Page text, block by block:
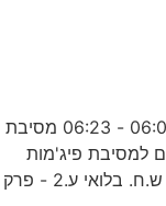
מועדון החברים של מיקי מאוס+ - פרק 25 06:00 - 06:23 מסיבת
למסיבת פיג'מות
במועדון החדש שלו שיצר פרופסור פון דרייק. ש.ח. בלואי ע.2 - פרק